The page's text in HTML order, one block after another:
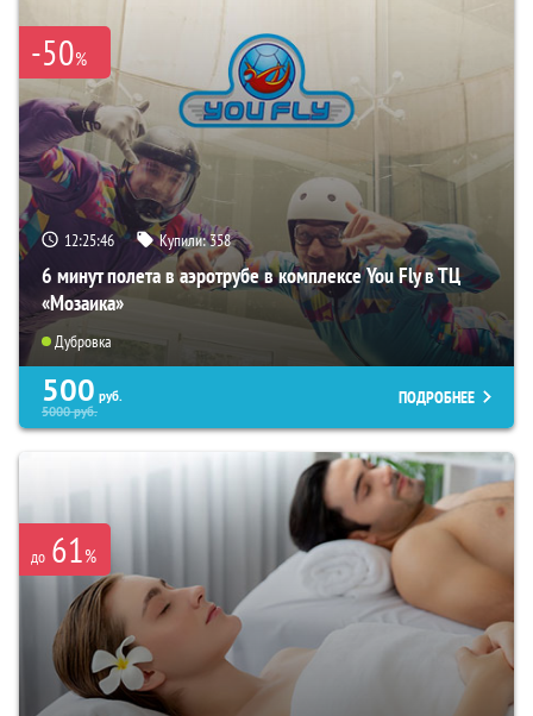
-50%
12:25:45 Купили:358
6 минут полета в аэротрубе в комплексе You Fly в ТЦ
«Мозаика»
Дубровка
500 руб.
5000руб.
ПОДРОБНЕЕ
до 61%